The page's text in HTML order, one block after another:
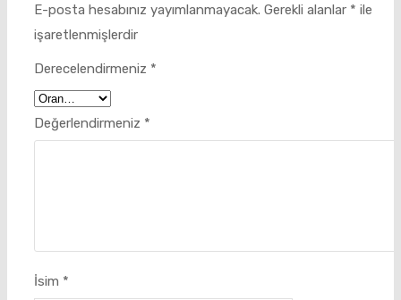
E-posta hesabınız yayımlanmayacak. Gerekli alanlar * ile
işaretlenmişlerdir
Derecelendirmeniz *
Değerlendirmeniz *
İsim *